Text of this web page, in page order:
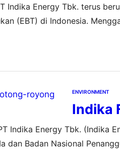
Indika Energy Tbk. terus
(EBT) di Indonesia.
Fourth Partner Energy…
ENVIRONMENT
Indika
Indika Energy Tbk. (Indika
dan Badan Nasional